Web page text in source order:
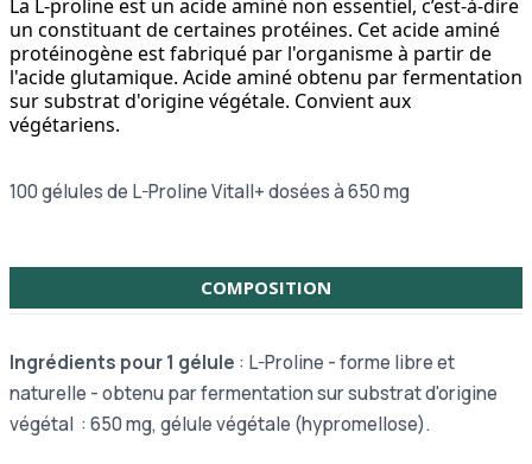
La L-proline est un acide aminé non essentiel, c’est-à-dire
un constituant de certaines protéines. Cet acide aminé
protéinogène est fabriqué par l'organisme à partir de
l'acide glutamique. Acide aminé obtenu par fermentation
sur substrat d'origine végétale. Convient aux
végétariens.
100 gélules de L-Proline Vitall+ dosées à 650 mg
COMPOSITION
Ingrédients pour 1 gélule : L-Proline - forme libre et
naturelle - obtenu par fermentation sur substrat d'origine
végétal : 650 mg, gélule végétale (hypromellose).